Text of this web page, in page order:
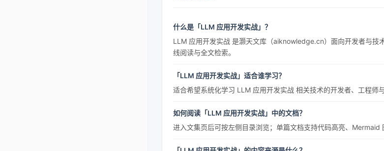
什么是「LLM 应用开发实战」？
LLM 应用开发实战 是灏天文库（aiknowledge.cn）面向开发者与技
线阅读与全文检索。
「LLM 应用开发实战」适合谁学习？
适合希望系统化学习 LLM 应用开发实战 相关技术的开发者、工程师
如何阅读「LLM 应用开发实战」中的文档？
进入文集页后可按左侧目录浏览；单篇文档支持代码高亮、Mermaid